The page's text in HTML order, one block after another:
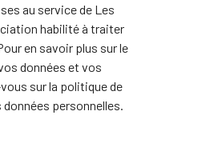
au service de Les
habilité à traiter
en savoir plus sur le
données et vos
sur la politique de
personnelles.